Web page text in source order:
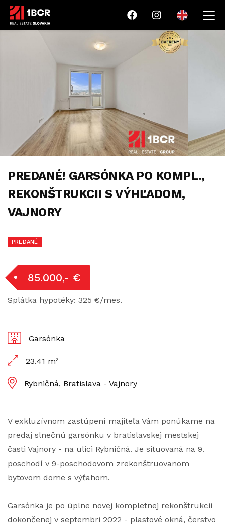
PREDANÉ! GARSÓNKA PO KOMPL.,
REKONŠTRUKCII S VÝHĽADOM,
VAJNORY
PREDANÉ
85.000,- €
Splátka hypotéky: 325 €/mes.
Garsónka
23.41 m²
Rybničná, Bratislava - Vajnory
V exkluzívnom zastúpení majiteľa Vám ponúkame na
predaj slnečnú garsónku v bratislavskej mestskej
časti Vajnory - na ulici Rybničná. Je situovaná na 9.
poschodí v 9-poschodovom zrekonštruovanom
bytovom dome s výťahom.
Garsónka je po úplne novej kompletnej rekonštrukcii
dokončenej v septembri 2022 - plastové okná, čerstvo